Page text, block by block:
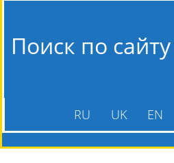
Поиск по сайту
RU UK EN